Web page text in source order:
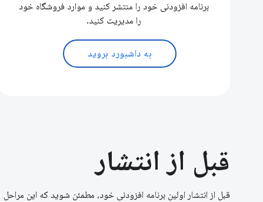
برنامه افزودنی خود را منتشر کنید و موارد فروشگاه خود
را مدیریت کنید.
به داشبورد بروید
قبل از انتشار
قبل از انتشار اولین برنامه افزودنی خود، مطمئن شوید که این مراحل